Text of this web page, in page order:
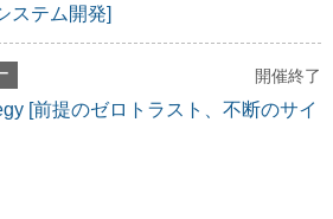
ステム開発]
開催終了
[前提のゼロトラスト、不断のサイ